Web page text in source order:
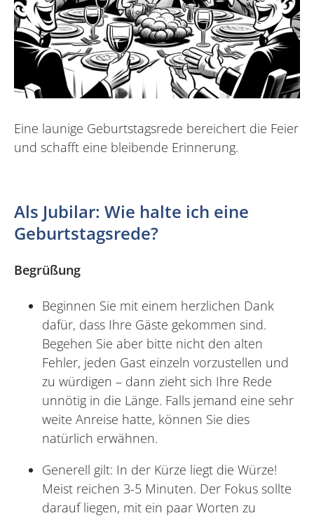
Eine launige Geburtstagsrede bereichert die Feier
und schafft eine bleibende Erinnerung.
Als Jubilar: Wie halte ich eine
Geburtstagsrede?
Begrüßung
Beginnen Sie mit einem herzlichen Dank
dafür, dass Ihre Gäste gekommen sind.
Begehen Sie aber bitte nicht den alten
Fehler, jeden Gast einzeln vorzustellen und
zu würdigen – dann zieht sich Ihre Rede
unnötig in die Länge. Falls jemand eine sehr
weite Anreise hatte, können Sie dies
natürlich erwähnen.
Generell gilt: In der Kürze liegt die Würze!
Meist reichen 3-5 Minuten. Der Fokus sollte
darauf liegen, mit ein paar Worten zu